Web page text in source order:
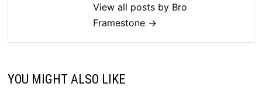
View all posts by Bro
Framestone →
YOU MIGHT ALSO LIKE